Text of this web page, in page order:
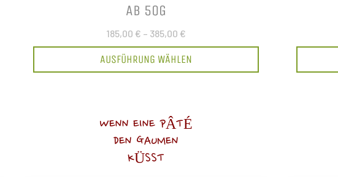
AB 50G
185,00 € – 385,00 €
AUSFÜHRUNG WÄHLEN
WENN EINE PÂTÉ
DEN GAUMEN
KÜSST